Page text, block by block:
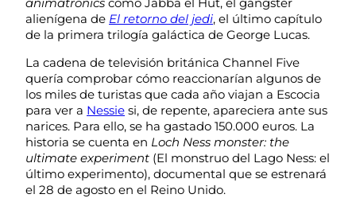
alienígena de El retorno del jedi, el último capítulo
de la primera trilogía galáctica de George Lucas.
La cadena de televisión británica Channel Five
quería comprobar cómo reaccionarían algunos de
los miles de turistas que cada año viajan a Escocia
para ver a Nessie si, de repente, apareciera ante sus
narices. Para ello, se ha gastado 150.000 euros. La
historia se cuenta en Loch Ness monster: the
ultimate experiment (El monstruo del Lago Ness: el
último experimento), documental que se estrenará
el 28 de agosto en el Reino Unido.